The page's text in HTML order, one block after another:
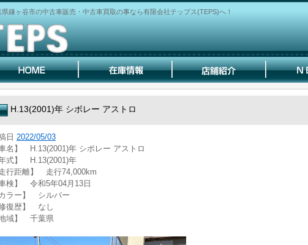
県鎌ヶ谷市の中古車販売・中古車買取の事なら有限会社テップス(TEPS)へ！
H.13(2001)年 シボレー アストロ
日 2022/05/03
車名】 H.13(2001)年 シボレー アストロ
年式】 H.13(2001)年
走行距離】 走行74,000km
車検】 令和5年04月13日
カラー】 シルバー
修復歴】 なし
地域】 千葉県